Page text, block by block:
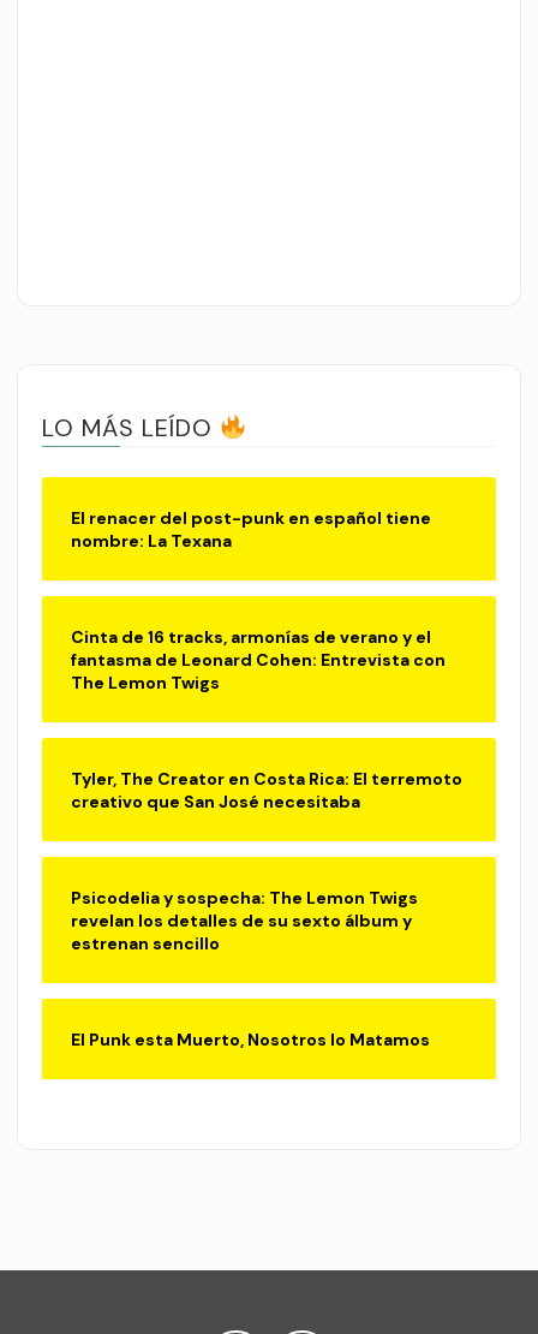
LO MÁS LEÍDO
El renacer del post-punk en español tiene
nombre: La Texana
Cinta de 16 tracks, armonías de verano y el
fantasma de Leonard Cohen: Entrevista con
The Lemon Twigs
Tyler, The Creator en Costa Rica: El terremoto
creativo que San José necesitaba
Psicodelia y sospecha: The Lemon Twigs
revelan los detalles de su sexto álbum y
estrenan sencillo
El Punk esta Muerto, Nosotros lo Matamos